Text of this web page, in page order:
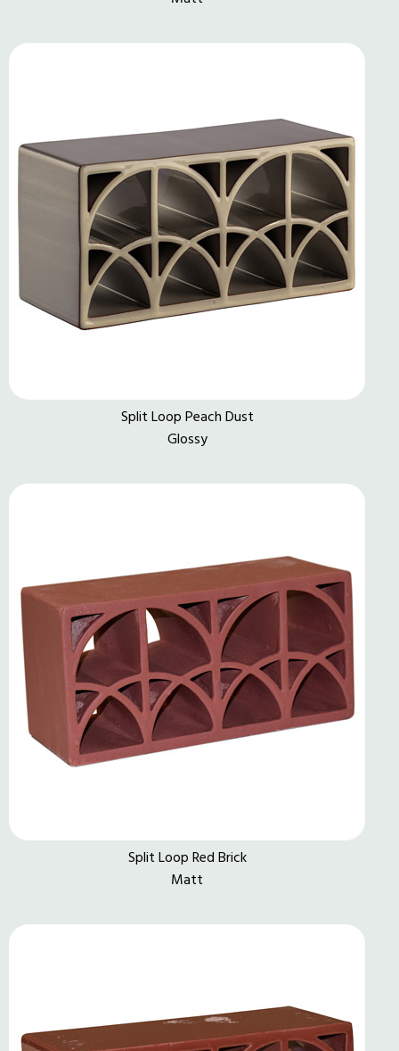
Split Loop Peach Dust
Glossy
Split Loop Red Brick
Matt